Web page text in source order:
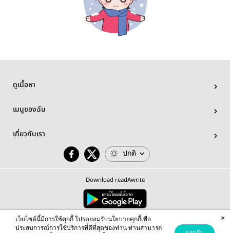
ดูเนื้อหา
เมนูของฉัน
เกี่ยวกับเรา
ปกติ
Download readAwrite
© 2026 readAwrite.com by MEB Corporation Public Company Limited
This site is protected by reCAPTCHA and the Google Privacy Policy Terms of Serviceapply.
เว็บไซต์นี้มีการใช้คุกกี้ โปรดยอมรับนโยบายคุกกี้เพื่อ
ประสบการณ์การใช้บริการที่ดีที่สุดของท่าน ท่านสามารถ
×